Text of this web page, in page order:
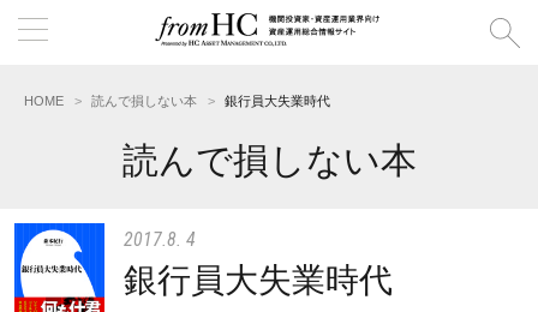
HOME 読んで損しない本 銀行員大失業時代
読んで損しない本
2017.8. 4
銀行員大失業時代